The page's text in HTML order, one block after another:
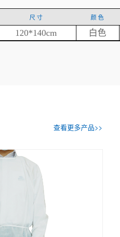
尺 寸 颜 色
120*140cm 白色
查看更多产品>>